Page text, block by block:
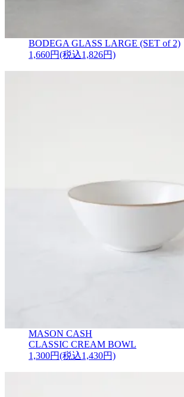
BODEGA GLASS LARGE (SET of 2)
1,660円(税込1,826円)
MASON CASH
CLASSIC CREAM BOWL
1,300円(税込1,430円)